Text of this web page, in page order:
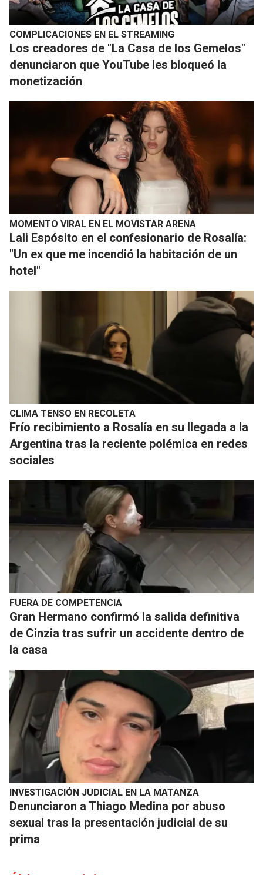
COMPLICACIONES EN EL STREAMING
​Los creadores de "La Casa de los Gemelos"
denunciaron que YouTube les bloqueó la
monetización
MOMENTO VIRAL EN EL MOVISTAR ARENA
Lali Espósito en el confesionario de Rosalía:
"Un ex que me incendió la habitación de un
hotel"
CLIMA TENSO EN RECOLETA
Frío recibimiento a Rosalía en su llegada a la
Argentina tras la reciente polémica en redes
sociales
FUERA DE COMPETENCIA
​Gran Hermano confirmó la salida definitiva
de Cinzia tras sufrir un accidente dentro de
la casa
INVESTIGACIÓN JUDICIAL EN LA MATANZA
Denunciaron a Thiago Medina por abuso
sexual tras la presentación judicial de su
prima